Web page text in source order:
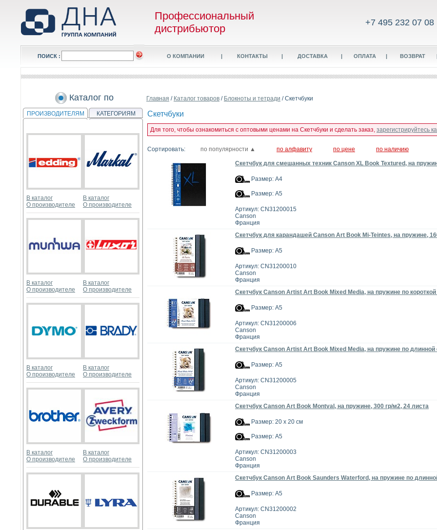
Профессиональный
дистрибьютор
+7 495 232 07 08
ПОИСК : О КОМПАНИИ | КОНТАКТЫ | ДОСТАВКА | ОПЛАТА | ВОЗВРАТ
Каталог по
ПРОИЗВОДИТЕЛЯМ КАТЕГОРИЯМ
В каталог
О производителе
В каталог
О производителе
В каталог
О производителе
В каталог
О производителе
В каталог
О производителе
В каталог
О производителе
В каталог
О производителе
В каталог
О производителе
Главная / Каталог товаров / Блокноты и тетради / Скетчбуки
Скетчбуки
Для того, чтобы ознакомиться с оптовыми ценами на Скетчбуки и сделать заказ, зарегистрируйтесь
Сортировать: по популярности ▲ по алфавиту по цене по наличию
Скетчбук для смешанных техник Canson XL Book Textured, на
Размер: А4
Размер: А5
Артикул: CN31200015
Canson
Франция
Скетчбук для карандашей Canson Art Book Mi-Teintes, на пружине,
Размер: А5
Артикул: CN31200010
Canson
Франция
Скетчбук Canson Artist Art Book Mixed Media, на пружине по
Размер: А5
Артикул: CN31200006
Canson
Франция
Скетчбук Canson Artist Art Book Mixed Media, на пружине по длинной
Размер: А5
Артикул: CN31200005
Canson
Франция
Скетчбук Canson Art Book Montval, на пружине, 300 гр/м2, 24 листа
Размер: 20 x 20 см
Размер: А5
Артикул: CN31200003
Canson
Франция
Скетчбук Canson Art Book Saunders Waterford, на пружине по
Размер: А5
Артикул: CN31200002
Canson
Франция